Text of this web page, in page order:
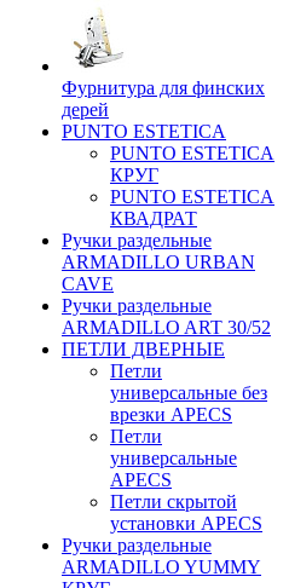
Фурнитура для финских
дерей
PUNTO ESTETICA
PUNTO ESTETICA
КРУГ
PUNTO ESTETICA
КВАДРАТ
Ручки раздельные
ARMADILLO URBAN
CAVE
Ручки раздельные
ARMADILLO ART 30/52
ПЕТЛИ ДВЕРНЫЕ
Петли
универсальные без
врезки APECS
Петли
универсальные
APECS
Петли скрытой
установки APECS
Ручки раздельные
ARMADILLO YUMMY